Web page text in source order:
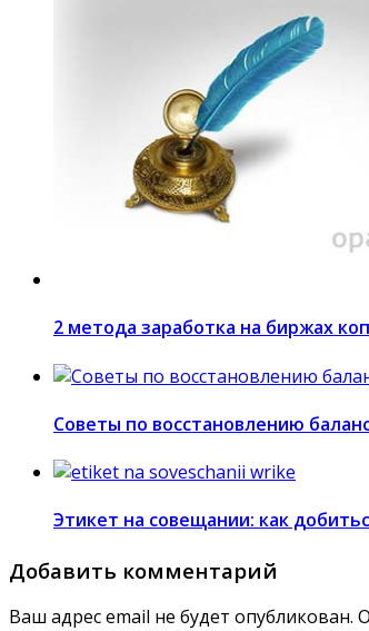
2 метода заработка на биржах
Советы по восстановлению
Этикет на совещании: как
Добавить комментарий
Ваш адрес email не будет опубликован.